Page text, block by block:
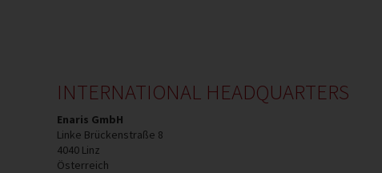
INTERNATIONAL HEADQUARTERS
Enaris GmbH
Linke Brückenstraße 8
4040 Linz
Österreich